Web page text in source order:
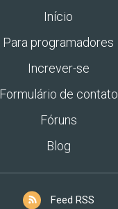
Início
Para programadores
Increver-se
Formulário de contato
Fóruns
Blog
Feed RSS